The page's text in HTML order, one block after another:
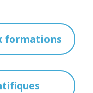
formations